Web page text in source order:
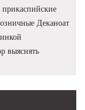
Деканоат
выяснять